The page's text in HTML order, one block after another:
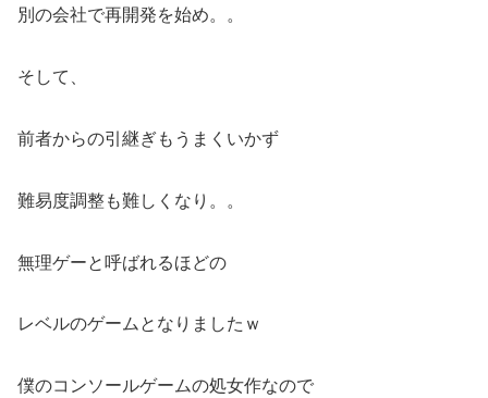
別の会社で再開発を始め。。
そして、
前者からの引継ぎもうまくいかず
難易度調整も難しくなり。。
無理ゲーと呼ばれるほどの
レベルのゲームとなりましたｗ
僕のコンソールゲームの処女作なので